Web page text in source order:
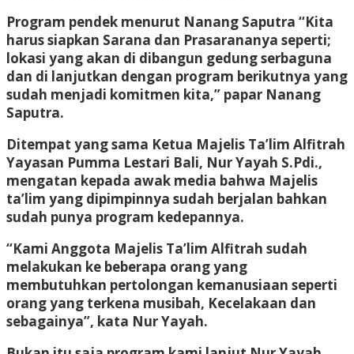
Program pendek menurut Nanang Saputra “Kita
harus siapkan Sarana dan Prasarananya seperti;
lokasi yang akan di dibangun gedung serbaguna
dan di lanjutkan dengan program berikutnya yang
sudah menjadi komitmen kita,” papar Nanang
Saputra.
Ditempat yang sama Ketua Majelis Ta’lim Alfitrah
Yayasan Pumma Lestari Bali, Nur Yayah S.Pdi.,
mengatan kepada awak media bahwa Majelis
ta’lim yang dipimpinnya sudah berjalan bahkan
sudah punya program kedepannya.
“Kami Anggota Majelis Ta’lim Alfitrah sudah
melakukan ke beberapa orang yang
membutuhkan pertolongan kemanusiaan seperti
orang yang terkena musibah, Kecelakaan dan
sebagainya”, kata Nur Yayah.